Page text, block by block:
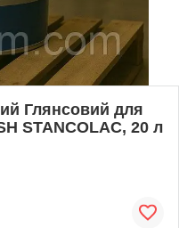
Глянсовий для
STANCOLAC, 20 л